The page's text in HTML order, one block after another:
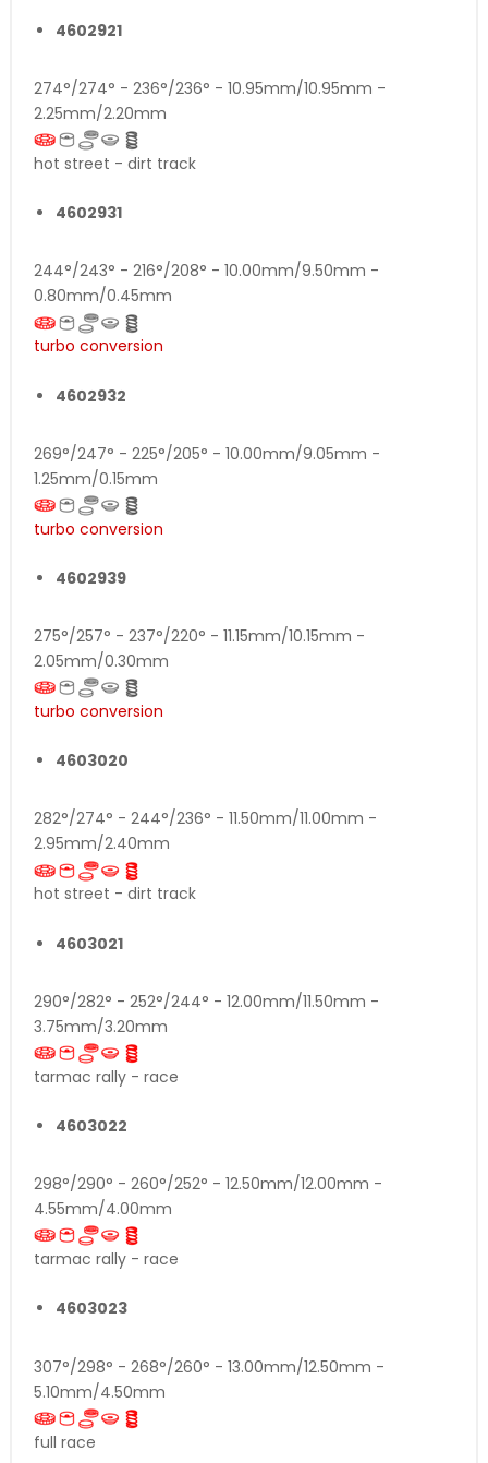
4602921
274°/274° - 236°/236° - 10.95mm/10.95mm -
2.25mm/2.20mm
hot street - dirt track
4602931
244°/243° - 216°/208° - 10.00mm/9.50mm -
0.80mm/0.45mm
turbo conversion
4602932
269°/247° - 225°/205° - 10.00mm/9.05mm -
1.25mm/0.15mm
turbo conversion
4602939
275°/257° - 237°/220° - 11.15mm/10.15mm -
2.05mm/0.30mm
turbo conversion
4603020
282°/274° - 244°/236° - 11.50mm/11.00mm -
2.95mm/2.40mm
hot street - dirt track
4603021
290°/282° - 252°/244° - 12.00mm/11.50mm -
3.75mm/3.20mm
tarmac rally - race
4603022
298°/290° - 260°/252° - 12.50mm/12.00mm -
4.55mm/4.00mm
tarmac rally - race
4603023
307°/298° - 268°/260° - 13.00mm/12.50mm -
5.10mm/4.50mm
full race